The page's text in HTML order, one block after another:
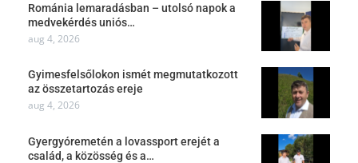
Románia lemaradásban – utolsó napok a
medvekérdés uniós…
aug 4, 2026
Gyimesfelsőlokon ismét megmutatkozott
az összetartozás ereje
aug 4, 2026
Gyergyóremetén a lovassport erejét a
család, a közösség és a…